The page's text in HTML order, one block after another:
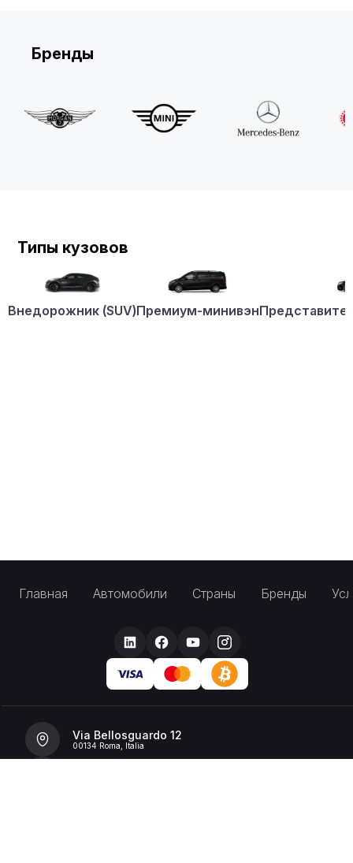
Бренды
Типы кузовов
Внедорожник (SUV)Премиум-минивэн
Главная Автомобили Страны Бренды
Via Bellosguardo 12
00134 Roma, Italia